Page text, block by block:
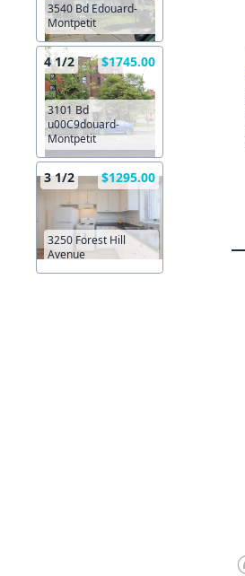
3540 Bd Edouard-
Montpetit
4 1/2 $1745.00
3101 Bd
u00C9douard-
Montpetit
3 1/2 $1295.00
3250 Forest Hill
Avenue